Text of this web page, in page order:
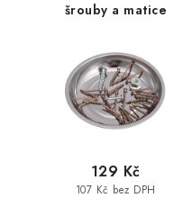
šrouby a matice
107 Kč bez DPH
129 Kč